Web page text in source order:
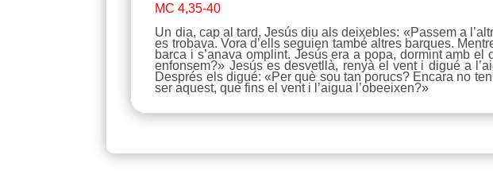
MC 4,35-40
Un dia, cap al tard, Jesús diu als deixebles: «Passem a
es trobava. Vora d’ells seguien també altres barques.
barca i s’anava omplint. Jesús era a popa, dormint amb
enfonsem?» Jesús es desvetllà, renyà el vent i digué a
Després els digué: «Per què sou tan porucs? Encara no
ser aquest, que fins el vent i l’aigua l’obeeixen?»